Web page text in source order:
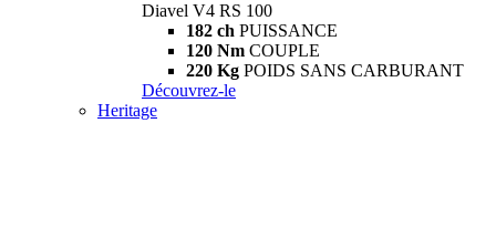
Diavel V4 RS 100
182 ch PUISSANCE
120 Nm COUPLE
220 Kg POIDS SANS CARBURANT
Découvrez-le
Heritage